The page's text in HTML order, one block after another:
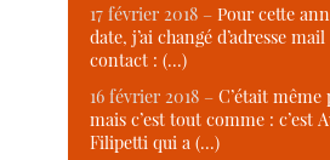
17 février 2018 –Pour cette
date, j’ai changé d’adresse mail
contact : (…)
16 février 2018 –C’était même
mais c’est tout comme : c’est
Filipetti qui a (…)